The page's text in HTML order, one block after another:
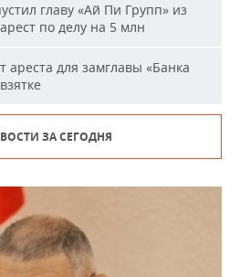
главу «Ай Пи Групп» из
по делу на 5 млн
ареста для замглавы «Банка
ЗА СЕГОДНЯ